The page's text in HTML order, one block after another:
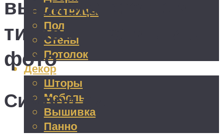
Лестницы
Пол
Стены
Потолок
Декор
Шторы
Мебель
Вышивка
Панно
вышивка крестом
тигров – схемы и 5
фото
Символ силы